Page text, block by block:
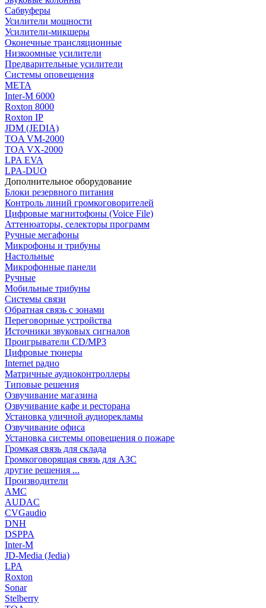
Сабвуферы
Усилители мощности
Усилители-микшеры
Оконечные трансляционные
Низкоомные усилители
Предварительные усилители
Системы оповещения
МЕТА
Inter-M 6000
Roxton 8000
Roxton IP
JDM (JEDIA)
TOA VM-2000
TOA VX-2000
LPA EVA
LPA-DUO
Дополнительное оборудование
Блоки резервного питания
Контроль линий громкоговорителей
Цифровые магнитофоны (Voice File)
Аттенюаторы, селекторы программ
Ручные мегафоны
Микрофоны и трибуны
Настольные
Микрофонные панели
Ручные
Мобильные трибуны
Системы связи
Обратная связь с зонами
Переговорные устройства
Источники звуковых сигналов
Проигрыватели CD/MP3
Цифровые тюнеры
Internet радио
Матричные аудиоконтроллеры
Типовые решения
Озвучивание магазина
Озвучивание кафе и ресторана
Установка уличной аудиорекламы
Озвучивание офиса
Установка системы оповещения о пожаре
Громкая связь для склада
Громкоговорящая связь для АЗС
другие решения ...
Производители
AMC
AUDAC
CVGaudio
DNH
DSPPA
Inter-M
JD-Media (Jedia)
LPA
Roxton
Sonar
Stelberry